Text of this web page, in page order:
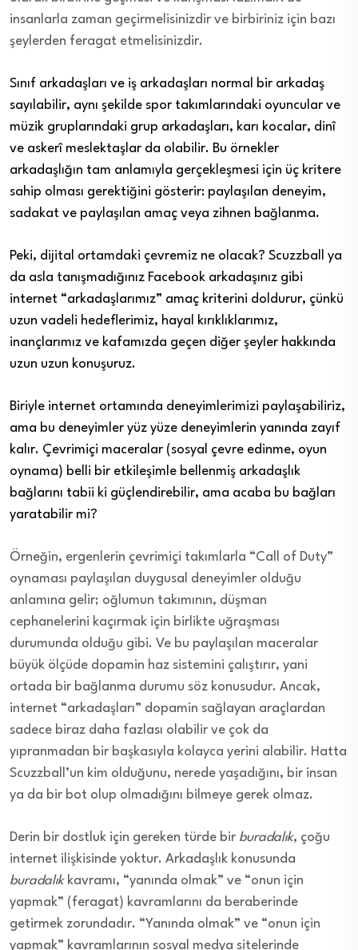
insanlarla zaman geçirmelisinizdir ve birbiriniz için bazı
şeylerden feragat etmelisinizdir.
Sınıf arkadaşları ve iş arkadaşları normal bir arkadaş
sayılabilir, aynı şekilde spor takımlarındaki oyuncular ve
müzik gruplarındaki grup arkadaşları, karı kocalar, dinî
ve askerî meslektaşlar da olabilir. Bu örnekler
arkadaşlığın tam anlamıyla gerçekleşmesi için üç kritere
sahip olması gerektiğini gösterir: paylaşılan deneyim,
sadakat ve paylaşılan amaç veya zihnen bağlanma.
Peki, dijital ortamdaki çevremiz ne olacak? Scuzzball ya
da asla tanışmadığınız Facebook arkadaşınız gibi
internet “arkadaşlarımız” amaç kriterini doldurur, çünkü
uzun vadeli hedeflerimiz, hayal kırıklıklarımız,
inançlarımız ve kafamızda geçen diğer şeyler hakkında
uzun uzun konuşuruz.
Biriyle internet ortamında deneyimlerimizi paylaşabiliriz,
ama bu deneyimler yüz yüze deneyimlerin yanında zayıf
kalır. Çevrimiçi maceralar (sosyal çevre edinme, oyun
oynama) belli bir etkileşimle bellenmiş arkadaşlık
bağlarını tabii ki güçlendirebilir, ama acaba bu bağları
yaratabilir mi?
Örneğin, ergenlerin çevrimiçi takımlarla “Call of Duty”
oynaması paylaşılan duygusal deneyimler olduğu
anlamına gelir; oğlumun takımının, düşman
cephanelerini kaçırmak için birlikte uğraşması
durumunda olduğu gibi. Ve bu paylaşılan maceralar
büyük ölçüde dopamin haz sistemini çalıştırır, yani
ortada bir bağlanma durumu söz konusudur. Ancak,
internet “arkadaşları” dopamin sağlayan araçlardan
sadece biraz daha fazlası olabilir ve çok da
yıpranmadan bir başkasıyla kolayca yerini alabilir. Hatta
Scuzzball’un kim olduğunu, nerede yaşadığını, bir insan
ya da bir bot olup olmadığını bilmeye gerek olmaz.
Derin bir dostluk için gereken türde bir buradalık, çoğu
internet ilişkisinde yoktur. Arkadaşlık konusunda
buradalıkkavramı, “yanında olmak” ve “onun için
yapmak” (feragat) kavramlarını da beraberinde
getirmek zorundadır. “Yanında olmak” ve “onun için
yapmak” kavramlarının sosyal medya sitelerinde